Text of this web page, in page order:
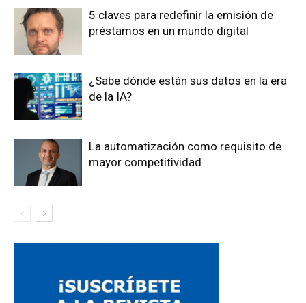
5 claves para redefinir la emisión de
préstamos en un mundo digital
¿Sabe dónde están sus datos en la era
de la IA?
La automatización como requisito de
mayor competitividad